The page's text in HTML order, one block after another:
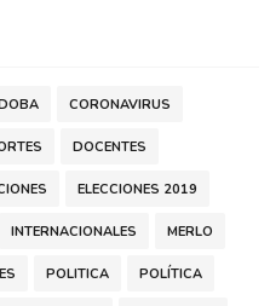
CORONAVIRUS
DOCENTES
ELECCIONES 2019
INTERNACIONALES MERLO
POLITICA POLÍTICA